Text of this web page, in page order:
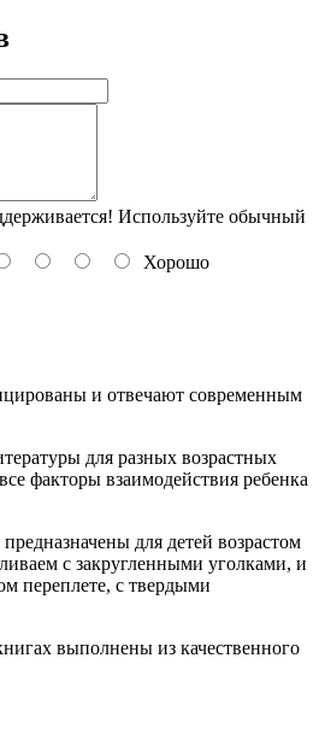
Используйте обычный
Хорошо
и отвечают современным
для разных возрастных
факторы взаимодействия ребенка
для детей возрастом
с закругленными уголками, и
переплете, с твердыми
выполнены из качественного